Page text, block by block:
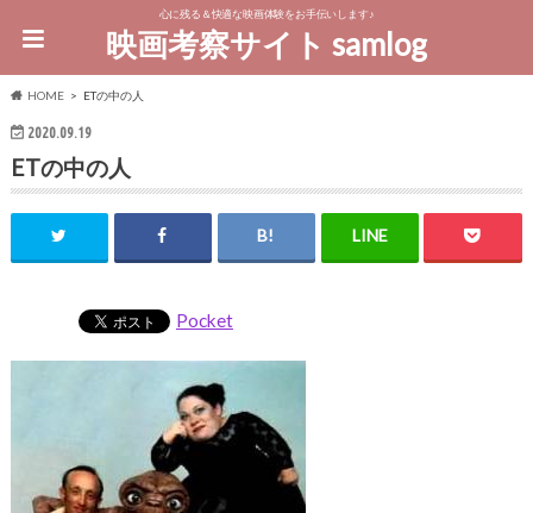
心に残る＆快適な映画体験をお手伝いします♪
映画考察サイト samlog
HOME ETの中の人
2020.09.19
ETの中の人
Pocket